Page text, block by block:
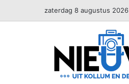
zaterdag 8 augustus 2026